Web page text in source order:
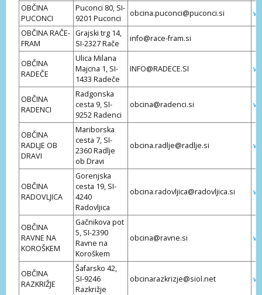
OBČINA
PUCONCI
Puconci 80, SI-
9201 Puconci
obcina.puconci@puconci.si
OBČINA RAČE-
FRAM
Grajski trg 14,
SI-2327 Rače
info@race-fram.si
OBČINA
RADEČE
Ulica Milana
Majcna 1, SI-
1433 Radeče
INFO@RADECE.SI
OBČINA
RADENCI
Radgonska
cesta 9, SI-
9252 Radenci
obcina@radenci.si
OBČINA
RADLJE OB
DRAVI
Mariborska
cesta 7, SI-
2360 Radlje
ob Dravi
obcina.radlje@radlje.si
OBČINA
RADOVLJICA
Gorenjska
cesta 19, SI-
4240
Radovljica
obcina.radovljica@radovljica.si
OBČINA
RAVNE NA
KOROŠKEM
Gačnikova pot
5, SI-2390
Ravne na
Koroškem
obcina@ravne.si
OBČINA
RAZKRIŽJE
Šafarsko 42,
SI-9246
Razkrižje
obcinarazkrizje@siol.net